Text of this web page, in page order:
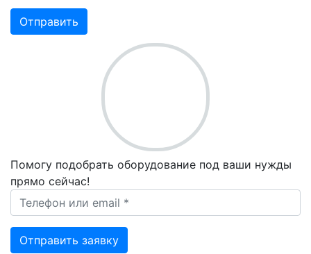
Отправить
Помогу подобрать оборудование под ваши нужды
прямо сейчас!
Ваш телефон *
Отправить заявку